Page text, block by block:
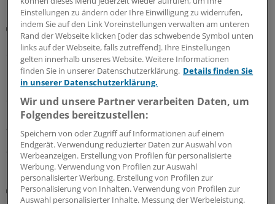
MEHR ZUM THEMA
Mit Daten von 4,2 Millionen Menschen
US-Analyse: COVID-19 verdoppelt Risiko für
chronische Rhinosinusitis
Bei Erwachsenen mit COVID-19 wurden in den Monaten
nach einem PCR-Nachweis deutlich häufiger eine
chronische Rhinosinusitis diagnostiziert als dies bei
Menschen mit negativem PCR-Test der Fall war. Das geht
aus einer US-Analyse hervor.
29.07.2026
Berufsobergericht für Heilberufe Berlin
Einstellungen zu ändern oder Ihre Einwilligung zu widerrufen,
indem Sie auf den Link Voreinstellungen verwalten am unteren
Rand der Webseite klicken [oder das schwebende Symbol unten
links auf der Webseite, falls zutreffend]. Ihre Einstellungen
gelten innerhalb unseres Website. Weitere Informationen
finden Sie in unserer Datenschutzerklärung. Details finden Sie
in unserer Datenschutzerklärung.
Wir und unsere Partner verarbeiten Daten, um
Folgendes bereitzustellen:
Speichern von oder Zugriff auf Informationen auf einem
Endgerät. Verwendung reduzierter Daten zur Auswahl von
Werbeanzeigen. Erstellung von Profilen für personalisierte
Werbung. Verwendung von Profilen zur Auswahl
personalisierter Werbung. Erstellung von Profilen zur
Personalisierung von Inhalten. Verwendung von Profilen zur
Auswahl personalisierter Inhalte. Messung der Werbeleistung.